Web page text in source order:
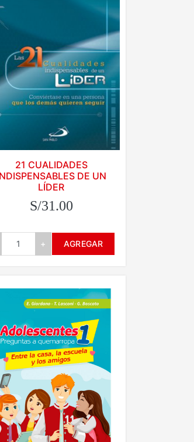
21 CUALIDADES
DE UN
LÍDER
S/31.00
+ AGREGAR